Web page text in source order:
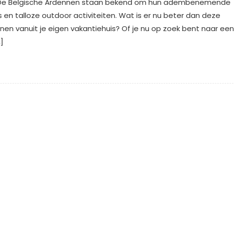
Belgische Ardennen staan bekend om hun adembenemende
en talloze outdoor activiteiten. Wat is er nu beter dan deze
vanuit je eigen vakantiehuis? Of je nu op zoek bent naar een